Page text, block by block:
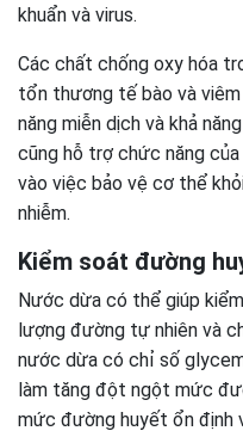
khuẩn và virus.
Các chất chống oxy hóa
tổn thương tế bào và
năng miễn dịch và khả
cũng hỗ trợ chức năng
vào việc bảo vệ cơ thể
nhiễm.
Kiểm soát đường
Nước dừa có thể giúp
lượng đường tự nhiên và
nước dừa có chỉ số
làm tăng đột ngột mức
mức đường huyết ổn định